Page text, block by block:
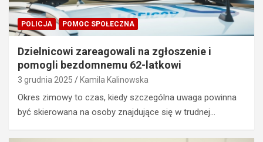
POLICJA POMOC SPOŁECZNA
Dzielnicowi zareagowali na zgłoszenie i
pomogli bezdomnemu 62-latkowi
3 grudnia 2025 Kamila Kalinowska
Okres zimowy to czas, kiedy szczególna uwaga powinna
być skierowana na osoby znajdujące się w trudnej…